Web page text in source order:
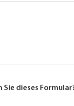
dieses